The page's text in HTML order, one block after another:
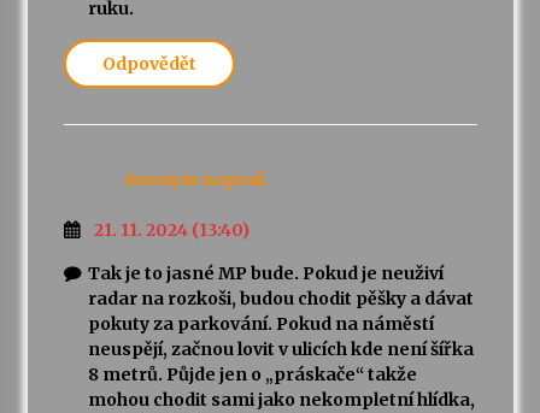
ruku.
Odpovědět
Anonym napsal:
21. 11. 2024 (13:40)
Tak je to jasné MP bude. Pokud je neuživí
radar na rozkoši, budou chodit pěšky a dávat
pokuty za parkování. Pokud na náměstí
neuspějí, začnou lovit v ulicích kde není šířka
8 metrů. Půjde jen o „práskače“ takže
mohou chodit sami jako nekompletní hlídka,